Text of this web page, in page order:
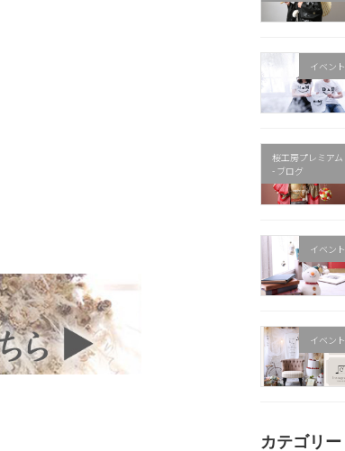
イベント
桜工房プレミアム
- ブログ
イベント
イベント
カテゴリー